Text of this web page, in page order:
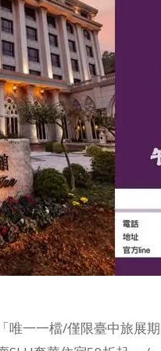
唯一一檔/僅限臺中旅展期